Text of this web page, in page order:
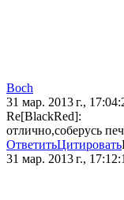
Boch
31 мар. 2013 г.,
Re[BlackRed]:
отлично,соберусь
ОтветитьЦитировать
31 мар. 2013 г.,